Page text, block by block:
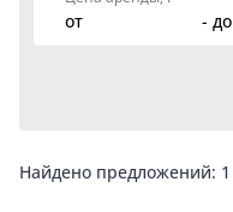
от - до
Найдено предложений: 1